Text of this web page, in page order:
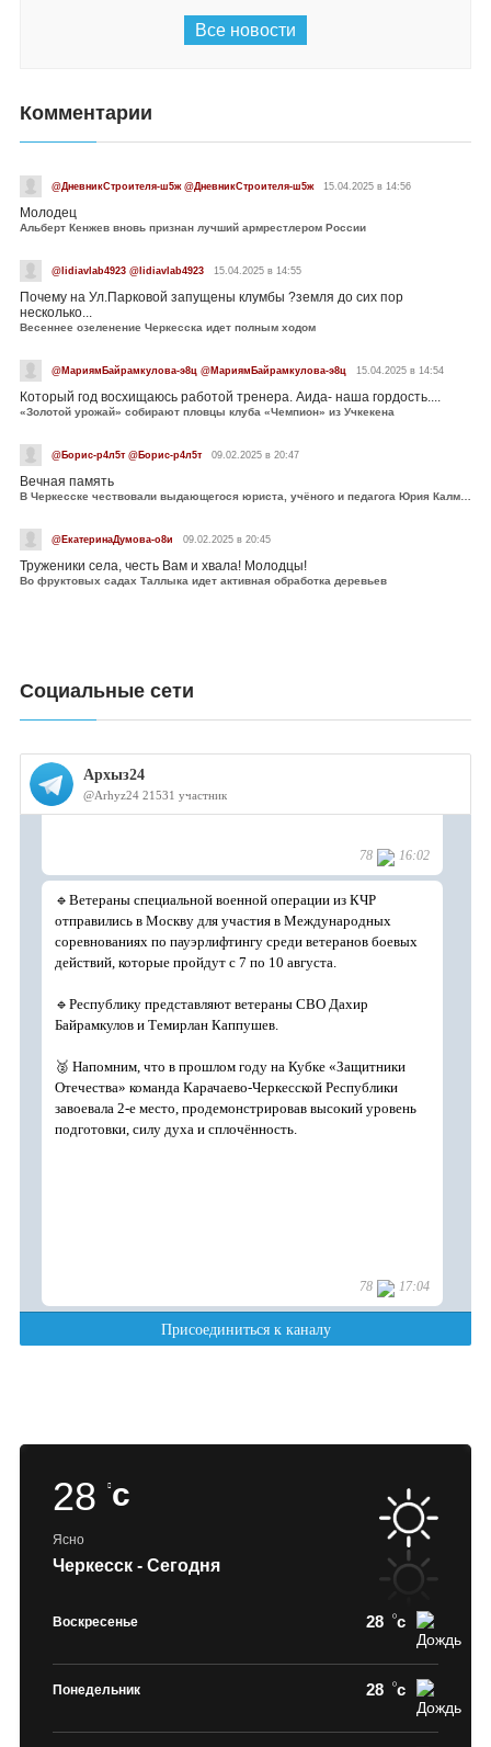
Все новости
Комментарии
@ДневникСтроителя-ш5ж @ДневникСтроителя-ш5ж 15.04.2025 в 14:56
Молодец
Альберт Кенжев вновь признан лучший армрестлером России
@lidiavlab4923 @lidiavlab4923 15.04.2025 в 14:55
Почему на Ул.Парковой запущены клумбы ?земля до сих пор
несколько...
Весеннее озеленение Черкесска идет полным ходом
@МариямБайрамкулова-э8ц @МариямБайрамкулова-э8ц 15.04.2025 в 14:54
Который год восхищаюсь работой тренера. Аида- наша гордость....
«Золотой урожай» собирают пловцы клуба «Чемпион» из Учкекена
@Борис-р4л5т @Борис-р4л5т 09.02.2025 в 20:47
Вечная память
В Черкесске чествовали выдающегося юриста, учёного и педагога Юрия Калмыкова
@ЕкатеринаДумова-о8и 09.02.2025 в 20:45
Труженики села, честь Вам и хвала! Молодцы!
Во фруктовых садах Таллыка идет активная обработка деревьев
Социальные сети
28 c
Ясно
Черкесск - Сегодня
Воскресенье 28 c
Понедельник 28 c